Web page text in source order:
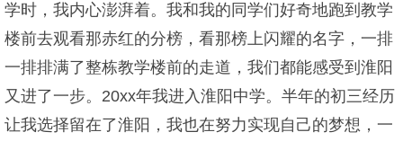
学时，我内心澎湃着。我和我的同学们好奇地跑到教学
楼前去观看那赤红的分榜，看那榜上闪耀的名字，一排
一排排满了整栋教学楼前的走道，我们都能感受到淮阳
又进了一步。20xx年我进入淮阳中学。半年的初三经历
让我选择留在了淮阳，我也在努力实现自己的梦想，一